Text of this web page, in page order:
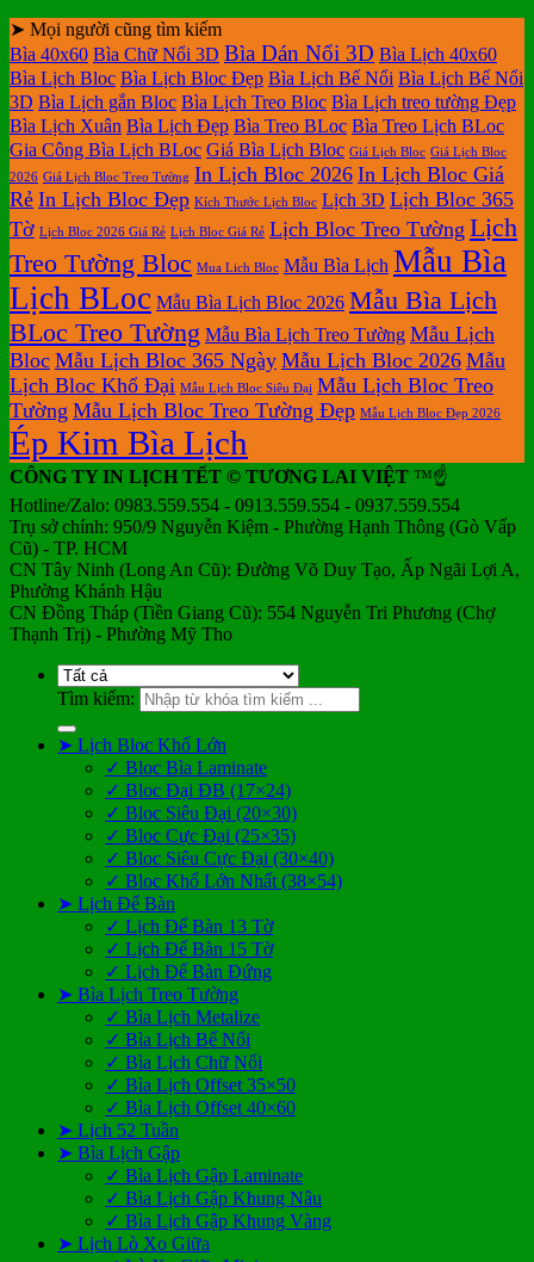
➤ Mọi người cũng tìm kiếm
Bìa 40x60 Bìa Chữ Nổi 3D Bìa Dán Nổi 3D Bìa Lịch 40x60
Bìa Lịch Bloc Bìa Lịch Bloc Đẹp Bìa Lịch Bế Nổi Bìa Lịch Bế Nổi
3D Bìa Lịch gắn Bloc Bìa Lịch Treo Bloc Bìa Lịch treo tường Đẹp
Bìa Lịch Xuân Bìa Lịch Đẹp Bìa Treo BLoc Bìa Treo Lịch BLoc
Gia Công Bìa Lịch BLoc Giá Bìa Lịch Bloc Giá Lịch Bloc Giá Lịch Bloc
2026 Giá Lịch Bloc Treo Tường In Lịch Bloc 2026 In Lịch Bloc Giá
Rẻ In Lịch Bloc Đẹp Kích Thước Lịch Bloc Lịch 3D Lịch Bloc 365
Tờ Lịch Bloc 2026 Giá Rẻ Lịch Bloc Giá Rẻ Lịch Bloc Treo Tường Lịch
Treo Tường Bloc Mua Lich Bloc Mẫu Bìa Lịch Mẫu Bìa
Lịch BLoc Mẫu Bìa Lịch Bloc 2026 Mẫu Bìa Lịch
BLoc Treo Tường Mẫu Bìa Lịch Treo Tường Mẫu Lịch
Bloc Mẫu Lịch Bloc 365 Ngày Mẫu Lịch Bloc 2026 Mẫu
Lịch Bloc Khổ Đại Mẫu Lịch Bloc Siêu Đại Mẫu Lịch Bloc Treo
Tường Mẫu Lịch Bloc Treo Tường Đẹp Mẫu Lịch Bloc Đẹp 2026
Ép Kim Bìa Lịch
CÔNG TY IN LỊCH TẾT © TƯƠNG LAI VIỆT ™☝️
Hotline/Zalo: 0983.559.554 - 0913.559.554 - 0937.559.554
Trụ sở chính: 950/9 Nguyễn Kiệm - Phường Hạnh Thông (Gò Vấp
Cũ) - TP. HCM
CN Tây Ninh (Long An Cũ): Đường Võ Duy Tạo, Ấp Ngãi Lợi A,
Phường Khánh Hậu
CN Đồng Tháp (Tiền Giang Cũ): 554 Nguyễn Tri Phương (Chợ
Thạnh Trị) - Phường Mỹ Tho
Tìm kiếm:
➤ Lịch Bloc Khổ Lớn
✓ Bloc Bìa Laminate
✓ Bloc Đại ĐB (17×24)
✓ Bloc Siêu Đại (20×30)
✓ Bloc Cực Đại (25×35)
✓ Bloc Siêu Cực Đại (30×40)
✓ Bloc Khổ Lớn Nhất (38×54)
➤ Lịch Để Bàn
✓ Lịch Để Bàn 13 Tờ
✓ Lịch Để Bàn 15 Tờ
✓ Lịch Để Bàn Đứng
➤ Bìa Lịch Treo Tường
✓ Bìa Lịch Metalize
✓ Bìa Lịch Bế Nổi
✓ Bìa Lịch Chữ Nổi
✓ Bìa Lịch Offset 35×50
✓ Bìa Lịch Offset 40×60
➤ Lịch 52 Tuần
➤ Bìa Lịch Gập
✓ Bìa Lịch Gập Laminate
✓ Bìa Lịch Gập Khung Nâu
✓ Bìa Lịch Gập Khung Vàng
➤ Lịch Lò Xo Giữa